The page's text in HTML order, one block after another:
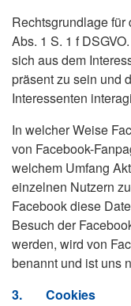
Rechtsgrundlage für
Abs. 1 S. 1 f
sich aus dem
präsent zu sein und
Interessenten
In welcher Weise
von Facebook-
welchem Umfang
einzelnen Nutzern
Facebook diese
Besuch der
werden, wird von
benannt und ist uns
3.
Cookies